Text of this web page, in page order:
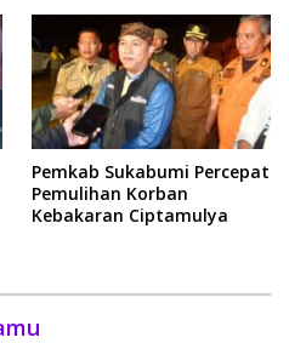
Pemkab Sukabumi Percepat
Pemulihan Korban
Kebakaran Ciptamulya